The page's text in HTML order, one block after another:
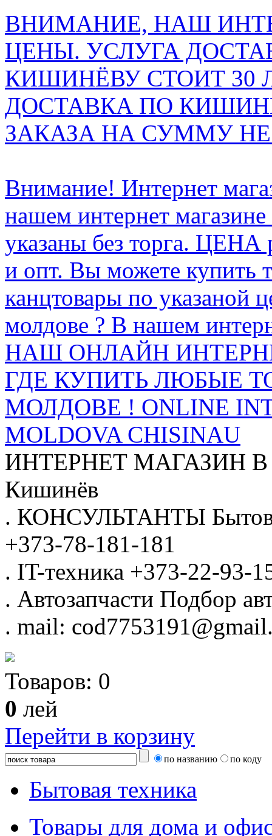
ВНИМАНИЕ, НАШ
ЦЕНЫ. УСЛУГА
КИШИНЁВУ СТОИТ 30
ДОСТАВКА ПО
ЗАКАЗА НА СУММУ НЕ
Внимание! Интернет
нашем интернет
указаны без торга.
и опт. Вы можете купить
канцтовары по указаной
молдове ? В нашем
НАШ ОНЛАЙН
ГДЕ КУПИТЬ ЛЮБЫЕ
МОЛДОВЕ ! ONLINE
MOLDOVA CHISINAU
ИНТЕРНЕТ МАГАЗИН
Кишинёв
. КОНСУЛЬТАНТЫ
+373-78-181-181
. IT-техника +373-22-93-
. Автозапчасти Подбор
. mail:
Товаров: 0
0 лей
Перейти в корзину
по названию по коду
Бытовая техника
Товары для дома и